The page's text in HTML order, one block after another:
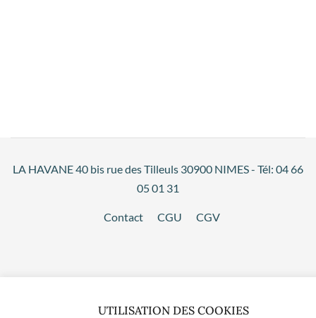
LA HAVANE 40 bis rue des Tilleuls 30900 NIMES - Tél: 04 66
05 01 31
Contact CGU CGV
UTILISATION DES COOKIES